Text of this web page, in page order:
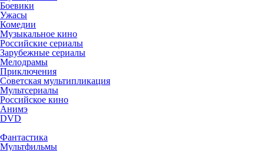
Боевики
Ужасы
Комедии
Музыкальное кино
Российские сериалы
Зарубежные сериалы
Мелодрамы
Приключения
Советская мультипликация
Мультсериалы
Российское кино
Анимэ
DVD
Фантастика
Мультфильмы